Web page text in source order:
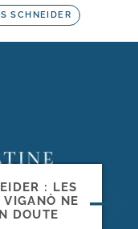
SCHNEIDER
: LES
VIGANÒ NE
DOUTE